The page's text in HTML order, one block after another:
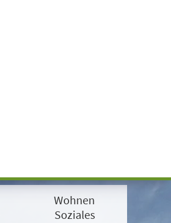
Wohnen
Soziales